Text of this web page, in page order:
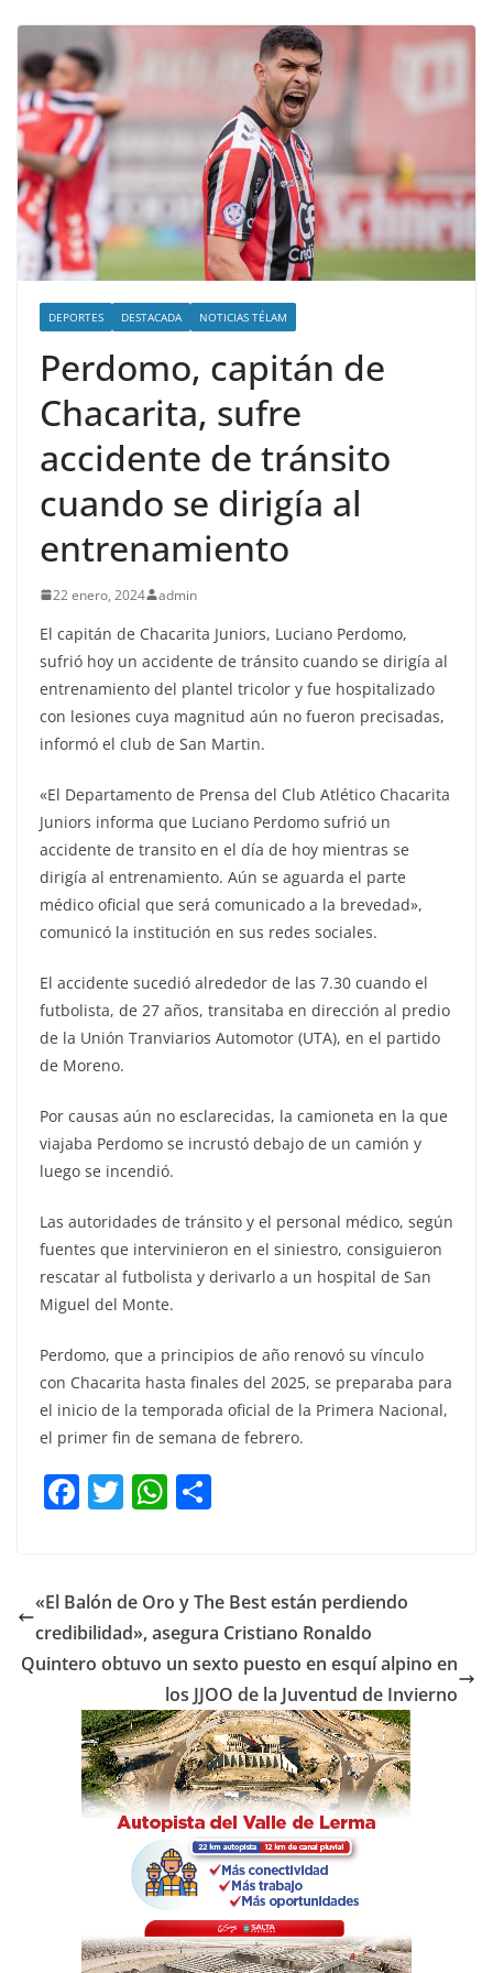
DEPORTES DESTACADA NOTICIAS TÉLAM
Perdomo, capitán de
Chacarita, sufre
accidente de tránsito
cuando se dirigía al
entrenamiento
22 enero, 2024 admin
El capitán de Chacarita Juniors, Luciano Perdomo,
sufrió hoy un accidente de tránsito cuando se dirigía al
entrenamiento del plantel tricolor y fue hospitalizado
con lesiones cuya magnitud aún no fueron precisadas,
informó el club de San Martin.
«El Departamento de Prensa del Club Atlético Chacarita
Juniors informa que Luciano Perdomo sufrió un
accidente de transito en el día de hoy mientras se
dirigía al entrenamiento. Aún se aguarda el parte
médico oficial que será comunicado a la brevedad»,
comunicó la institución en sus redes sociales.
El accidente sucedió alrededor de las 7.30 cuando el
futbolista, de 27 años, transitaba en dirección al predio
de la Unión Tranviarios Automotor (UTA), en el partido
de Moreno.
Por causas aún no esclarecidas, la camioneta en la que
viajaba Perdomo se incrustó debajo de un camión y
luego se incendió.
Las autoridades de tránsito y el personal médico, según
fuentes que intervinieron en el siniestro, consiguieron
rescatar al futbolista y derivarlo a un hospital de San
Miguel del Monte.
Perdomo, que a principios de año renovó su vínculo
con Chacarita hasta finales del 2025, se preparaba para
el inicio de la temporada oficial de la Primera Nacional,
el primer fin de semana de febrero.
F
a
e
b
o
o
k
T
w
er
W
h
s
A
p
p
p
ar
tir
«El Balón de Oro y The Best están perdiendo
credibilidad», asegura Cristiano Ronaldo
Quintero obtuvo un sexto puesto en esquí alpino en
los JJOO de la Juventud de Invierno